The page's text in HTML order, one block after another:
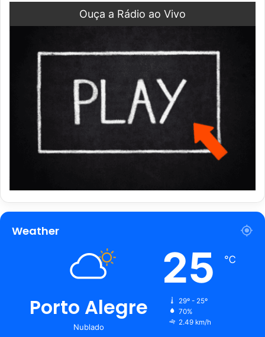
Ouça a Rádio ao Vivo
Weather
Porto Alegre
Nublado
25 ℃
29º - 25º
70%
2.49 km/h